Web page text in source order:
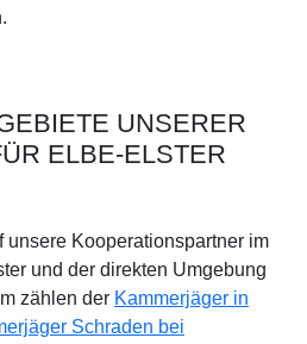
UNSERER
ELBE-ELSTER
unsere Kooperationspartner im
und der direkten Umgebung
zählen der Kammerjäger in
Schraden bei